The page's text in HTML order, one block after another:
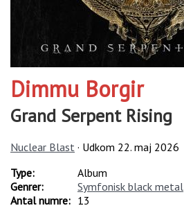
Dimmu Borgir
Grand Serpent Rising
Nuclear Blast · Udkom 22. maj 2026
Type:
Album
Genrer:
Symfonisk black metal
Antal numre: 13